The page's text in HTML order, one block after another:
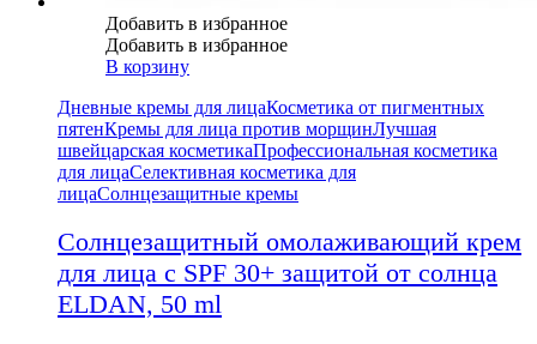
Добавить в избранное
Добавить в избранное
В корзину
Дневные кремы для лицаКосметика от пигментных
пятенКремы для лица против морщинЛучшая
швейцарская косметикаПрофессиональная косметика
для лицаСелективная косметика для
лицаСолнцезащитные кремы
Солнцезащитный омолаживающий крем
для лица с SPF 30+ защитой от солнца
ELDAN, 50 ml